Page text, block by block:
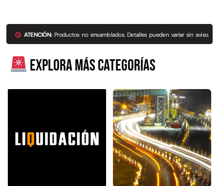
ATENCIÓN:Productos no ensamblados. Detalles pueden variar sin aviso.
Explora más categorías